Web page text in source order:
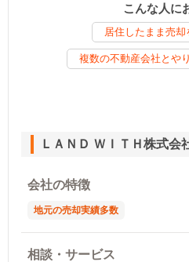
こんな人に
居住したまま売却
複数の不動産会社とや
ＬＡＮＤ ＷＩＴＨ株式会
会社の特徴
地元の売却実績多数
相談・サービス